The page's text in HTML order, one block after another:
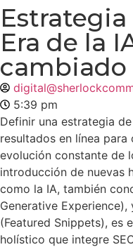
Estrategia
Era de la
cambiado
5:39 pm
Definir una estrategia
resultados en línea
evolución constante de
introducción de nuevas
como la IA, también
Generative
(Featured Snippets), es
holístico que integre